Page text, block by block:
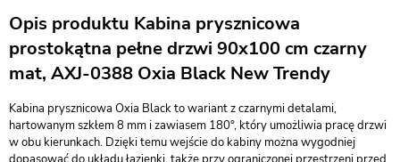
Opis produktu Kabina prysznicowa
prostokątna pełne drzwi 90x100 cm czarny
mat, AXJ-0388 Oxia Black New Trendy
Kabina prysznicowa Oxia Black to wariant z czarnymi detalami,
hartowanym szkłem 8 mm i zawiasem 180°, który umożliwia pracę drzwi
w obu kierunkach. Dzięki temu wejście do kabiny można wygodniej